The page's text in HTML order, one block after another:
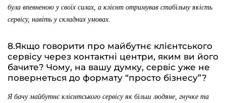
була впевненою у своїх силах, а клієнт отримував стабільну якість
сервісу, навіть у складних умовах.
8.Якщо говорити про майбутнє клієнтського
сервісу через контактні центри, яким ви його
бачите? Чому, на вашу думку, сервіс уже не
повернеться до формату “просто бізнесу”?
Я бачу майбутнє клієнтського сервісу як більш людяне, гнучке та